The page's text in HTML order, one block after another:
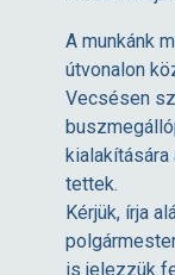
A munkánk
útvonalon
Vecsésen
tettek.
Kérjük, írja
is jelezzük